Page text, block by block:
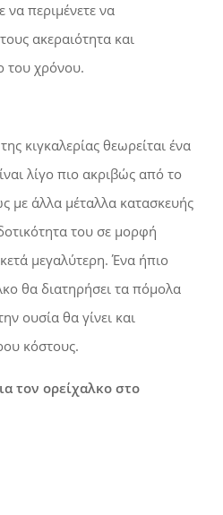
να περιμένετε να
ακεραιότητα και
του χρόνου.
κιγκαλερίας θεωρείται ένα
λίγο πιο ακριβώς από το
με άλλα μέταλλα κατασκευής
του σε μορφή
μεγαλύτερη. Ένα ήπιο
θα διατηρήσει τα πόμολα
ουσία θα γίνει και
κόστους.
τον ορείχαλκο στο